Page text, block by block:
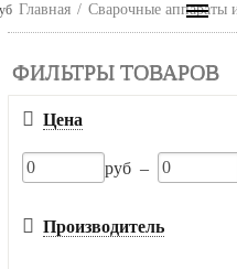
Главная / Сварочные аппараты
ФИЛЬТРЫ ТОВАРОВ
Цена
руб –
Производитель